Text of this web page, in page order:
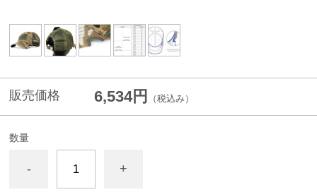
販売価格 6,534円 （税込み）
数量
- +